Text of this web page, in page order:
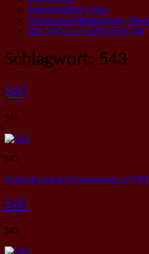
Interessantes Links
Arabische Newsgroups,
Der Verfasser Stellt Sich Vor
Schlagwort: 543
543
543
543
Schreibe einen Kommentar zu 543
543
543